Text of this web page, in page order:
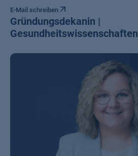
E-Mail schreiben
Gründungsdekanin |
Gesundheitswissenschaften